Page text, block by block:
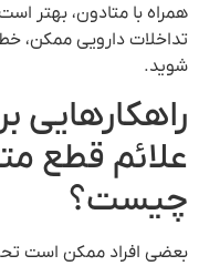
همراه با متادون، بهتر
تداخلات دارویی ممکن،
شوید.
راهکارهایی
علائم قطع
چیست؟